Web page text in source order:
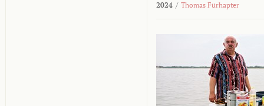
2024 / Thomas Fürhapter